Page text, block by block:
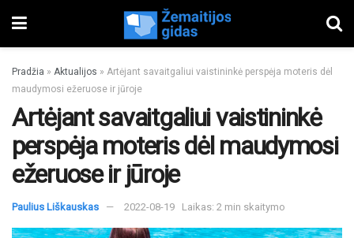
Pradžia » Aktualijos » Artėjant savaitgaliui vaistininkė perspėja moteris dėl
maudymosi ežeruose ir jūroje
Artėjant savaitgaliui vaistininkė
perspėja moteris dėl maudymosi
ežeruose ir jūroje
Paulius Liškauskas 2022-08-19 Laikas: 2 min skaitymo